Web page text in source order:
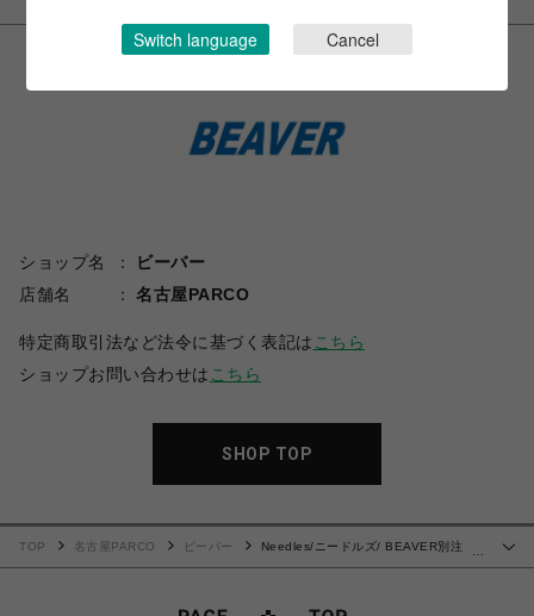
ショップ名
ビーバー
店舗名
名古屋PARCO
特定商取引法など法令に基づく表記は こちら
ショップお問い合わせは こちら
SHOP TOP
…
TOP 名古屋PARCO ビーバー
Needles/ニードルズ/ BEAVER別注
Switch language Cancel